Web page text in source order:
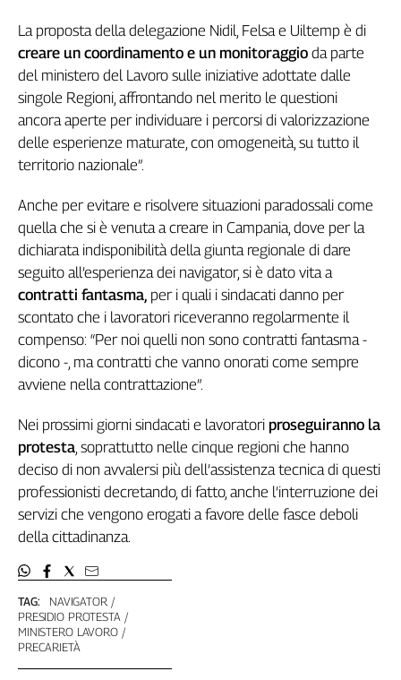
Easy
Inserti
Idea
Diffusa
InFlai
Le
tv
Work
in
Progress
L'Italia
nel
Lavoro
Molise
Alto
Adige
Basilicata
Calabria
Campania
Romagna
Friuli
Venezia
Giulia
TAG:
NAVIGATOR
PRESIDIO PROTESTA
MINISTERO LAVORO
PRECARIETÀ
La proposta della delegazione Nidil, Felsa e Uiltemp è di
creare un coordinamento e un monitoraggio da parte
del ministero del Lavoro sulle iniziative adottate dalle
singole Regioni, affrontando nel merito le questioni
ancora aperte per individuare i percorsi di valorizzazione
delle esperienze maturate, con omogeneità, su tutto il
territorio nazionale”.
Anche per evitare e risolvere situazioni paradossali come
quella che si è venuta a creare in Campania, dove per la
dichiarata indisponibilità della giunta regionale di dare
seguito all’esperienza dei navigator, si è dato vita a
contratti fantasma, per i quali i sindacati danno per
scontato che i lavoratori riceveranno regolarmente il
compenso: “Per noi quelli non sono contratti fantasma -
dicono -, ma contratti che vanno onorati come sempre
avviene nella contrattazione”.
Nei prossimi giorni sindacati e lavoratori proseguiranno la
protesta, soprattutto nelle cinque regioni che hanno
deciso di non avvalersi più dell’assistenza tecnica di questi
professionisti decretando, di fatto, anche l’interruzione dei
servizi che vengono erogati a favore delle fasce deboli
della cittadinanza.